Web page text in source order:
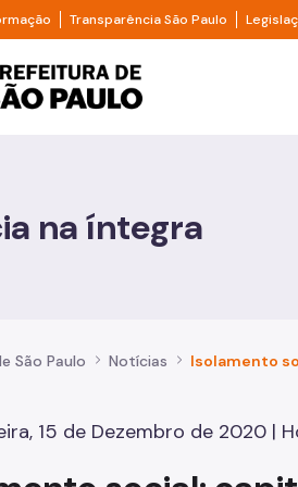
principalDivisor de acesso à informação
Transparência São Paulo Divisor
de São
Casa e Moradia
Educação
na íntegra
São Paulo Notícias
15 de Dezembro de 2020 |